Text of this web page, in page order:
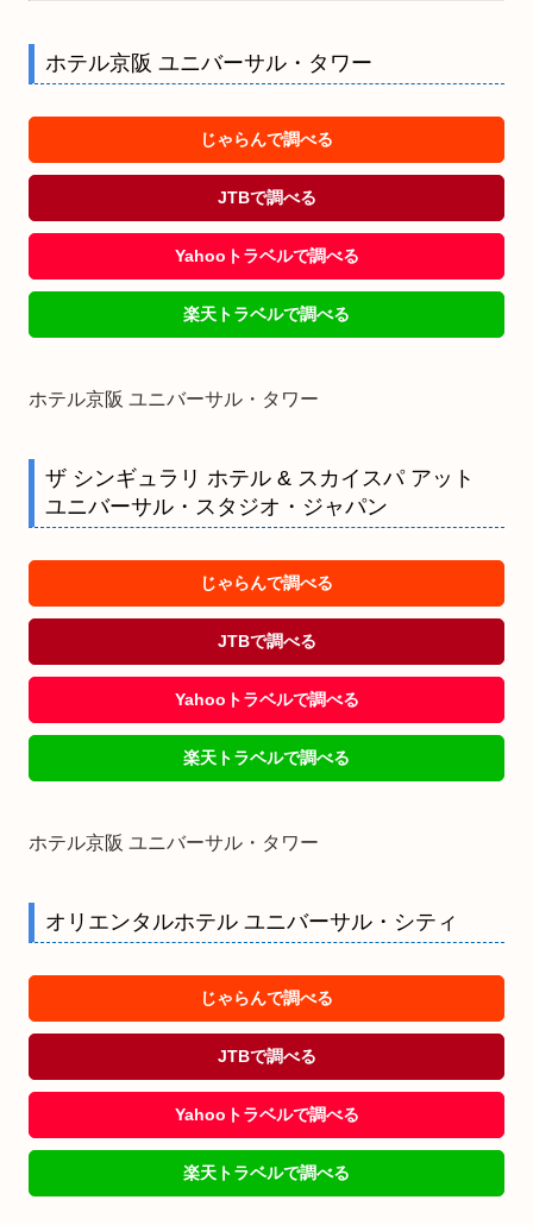
ホテル京阪 ユニバーサル・タワー
じゃらんで調べる
JTBで調べる
Yahooトラベルで調べる
楽天トラベルで調べる
ホテル京阪 ユニバーサル・タワー
ザ シンギュラリ ホテル & スカイスパ アット
ユニバーサル・スタジオ・ジャパン
じゃらんで調べる
JTBで調べる
Yahooトラベルで調べる
楽天トラベルで調べる
ホテル京阪 ユニバーサル・タワー
オリエンタルホテル ユニバーサル・シティ
じゃらんで調べる
JTBで調べる
Yahooトラベルで調べる
楽天トラベルで調べる